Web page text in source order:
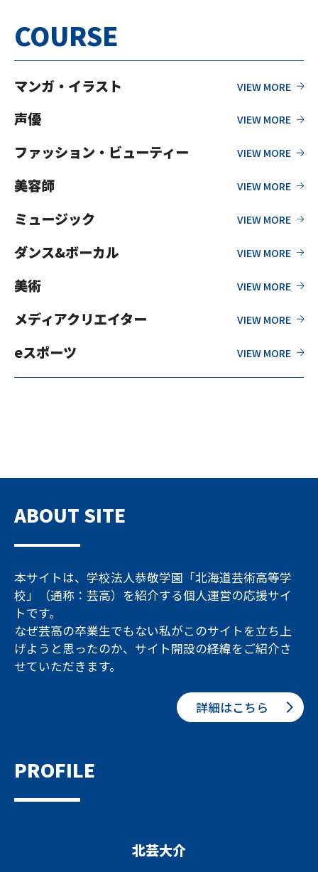
COURSE
マンガ・イラスト
声優
ファッション・ビューティー
美容師
ミュージック
ダンス&ボーカル
美術
メディアクリエイター
eスポーツ
ABOUT SITE
本サイトは、学校法人恭敬学園「北海道芸術高等学
校」（通称：芸高）を紹介する個人運営の応援サイ
トです。
なぜ芸高の卒業生でもない私がこのサイトを立ち上
げようと思ったのか、サイト開設の経緯をご紹介さ
せていただきます。
詳細はこちら
PROFILE
北芸大介